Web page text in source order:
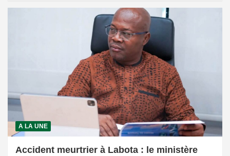
A LA UNE
Accident meurtrier à Labota : le ministère